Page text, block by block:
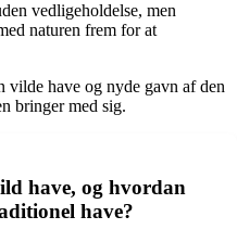
vedligeholdelse, men
naturen frem for at
vilde have og nyde gavn af den
bringer med sig.
have, og hvordan
have?